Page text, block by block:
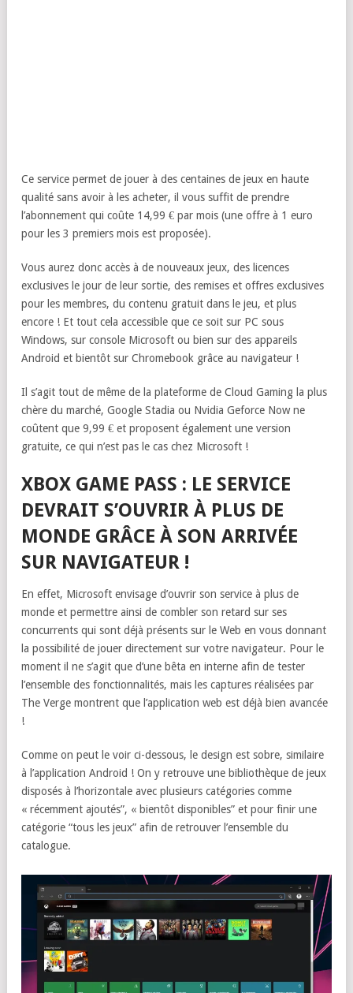
Ce service permet de jouer à des centaines de jeux en haute
qualité sans avoir à les acheter, il vous suffit de prendre
l’abonnement qui coûte 14,99 € par mois (une offre à 1 euro
pour les 3 premiers mois est proposée).
Vous aurez donc accès à de nouveaux jeux, des licences
exclusives le jour de leur sortie, des remises et offres exclusives
pour les membres, du contenu gratuit dans le jeu, et plus
encore ! Et tout cela accessible que ce soit sur PC sous
Windows, sur console Microsoft ou bien sur des appareils
Android et bientôt sur Chromebook grâce au navigateur !
Il s’agit tout de même de la plateforme de Cloud Gaming la plus
chère du marché, Google Stadia ou Nvidia Geforce Now ne
coûtent que 9,99 € et proposent également une version
gratuite, ce qui n’est pas le cas chez Microsoft !
XBOX GAME PASS : LE SERVICE
DEVRAIT S’OUVRIR À PLUS DE
MONDE GRÂCE À SON ARRIVÉE
SUR NAVIGATEUR !
En effet, Microsoft envisage d’ouvrir son service à plus de
monde et permettre ainsi de combler son retard sur ses
concurrents qui sont déjà présents sur le Web en vous donnant
la possibilité de jouer directement sur votre navigateur. Pour le
moment il ne s’agit que d’une bêta en interne afin de tester
l’ensemble des fonctionnalités, mais les captures réalisées par
The Verge montrent que l’application web est déjà bien avancée
!
Comme on peut le voir ci-dessous, le design est sobre, similaire
à l’application Android ! On y retrouve une bibliothèque de jeux
disposés à l’horizontale avec plusieurs catégories comme
« récemment ajoutés”, « bientôt disponibles” et pour finir une
catégorie “tous les jeux” afin de retrouver l’ensemble du
catalogue.